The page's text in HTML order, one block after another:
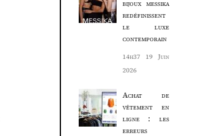
bijoux messika
redéfinissent
le luxe
contemporain
14h37
19 Juin
2026
Achat de
vêtement en
ligne : les
erreurs